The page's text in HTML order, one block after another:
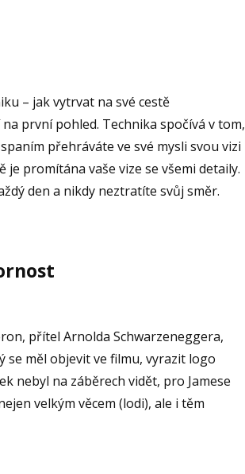
– jak vytrvat na své cestě
první pohled. Technika spočívá v tom,
přehráváte ve své mysli svou vizi
je promítána vaše vize se všemi detaily.
den a nikdy neztratíte svůj směr.
přítel Arnolda Schwarzeneggera,
se měl objevit ve filmu, vyrazit logo
nebyl na záběrech vidět, pro Jamese
velkým věcem (lodi), ale i těm